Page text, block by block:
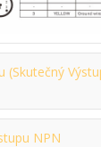
(skutečný
NPN